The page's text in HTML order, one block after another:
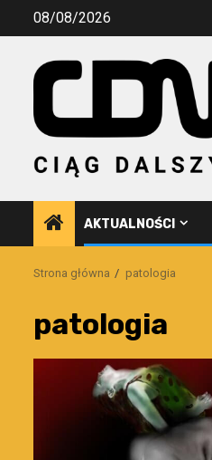
Przejdź08/08/2026
AKTUALNOŚCI
Strona główna patologia
patologia